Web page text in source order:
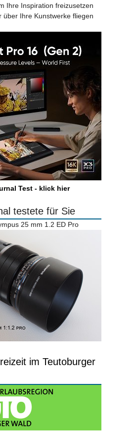
Ihre Inspiration freizusetzen
über Ihre Kunstwerke fliegen
Test - klick hier
testete für Sie
25 mm 1.2 ED Pro
im Teutoburger